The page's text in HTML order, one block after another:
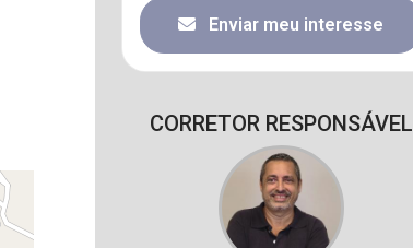
Enviar meu interesse
CORRETOR RESPONSÁVEL